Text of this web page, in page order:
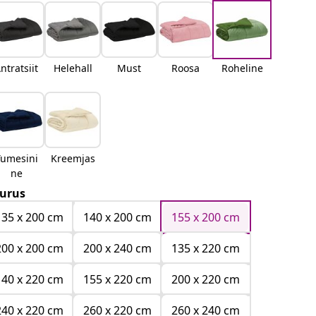
Helehall Must Roosa Roheline
ne
Kreemjas
x 200 cm
140 x 200 cm
155 x 200 cm
x 200 cm
200 x 240 cm
135 x 220 cm
x 220 cm
155 x 220 cm
200 x 220 cm
x 220 cm
260 x 220 cm 260 x 240 cm